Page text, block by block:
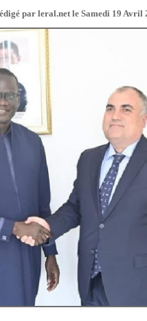
par leral.net le Samedi 19 Avril